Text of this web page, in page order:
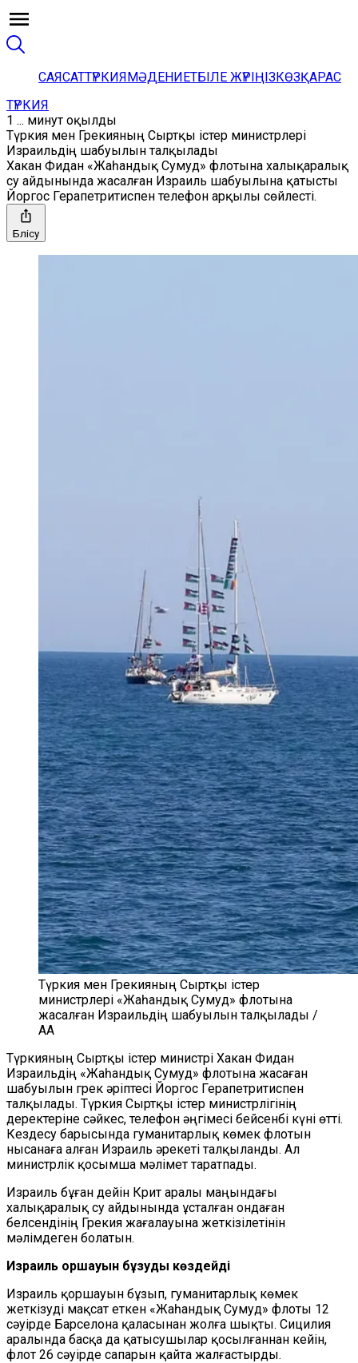
САЯСАТТҮРКИЯМӘДЕНИЕТБІЛЕ ЖҮРІҢІЗКӨЗҚАРАС
ТҮРКИЯ
1 ... минут оқылды
Түркия мен Грекияның Сыртқы істер министрлері
Израильдің шабуылын талқылады
Хакан Фидан «Жаһандық Сумуд» флотына халықаралық
су айдынында жасалған Израиль шабуылына қатысты
Йоргос Герапетритиспен телефон арқылы сөйлесті.
Бөлісу
Түркия мен Грекияның Сыртқы істер
министрлері «Жаһандық Сумуд» флотына
жасалған Израильдің шабуылын талқылады /
AA
Түркияның Сыртқы істер министрі Хакан Фидан
Израильдің «Жаһандық Сумуд» флотына жасаған
шабуылын грек әріптесі Йоргос Герапетритиспен
талқылады. Түркия Сыртқы істер министрлігінің
деректеріне сәйкес, телефон әңгімесі бейсенбі күні өтті.
Кездесу барысында гуманитарлық көмек флотын
нысанаға алған Израиль әрекеті талқыланды. Ал
министрлік қосымша мәлімет таратпады.
Израиль бұған дейін Крит аралы маңындағы
халықаралық су айдынында ұсталған ондаған
белсендінің Грекия жағалауына жеткізілетінін
мәлімдеген болатын.
Израиль қоршауын бұзуды көздейді
Израиль қоршауын бұзып, гуманитарлық көмек
жеткізуді мақсат еткен «Жаһандық Сумуд» флоты 12
сәуірде Барселона қаласынан жолға шықты. Сицилия
аралында басқа да қатысушылар қосылғаннан кейін,
флот 26 сәуірде сапарын қайта жалғастырды.